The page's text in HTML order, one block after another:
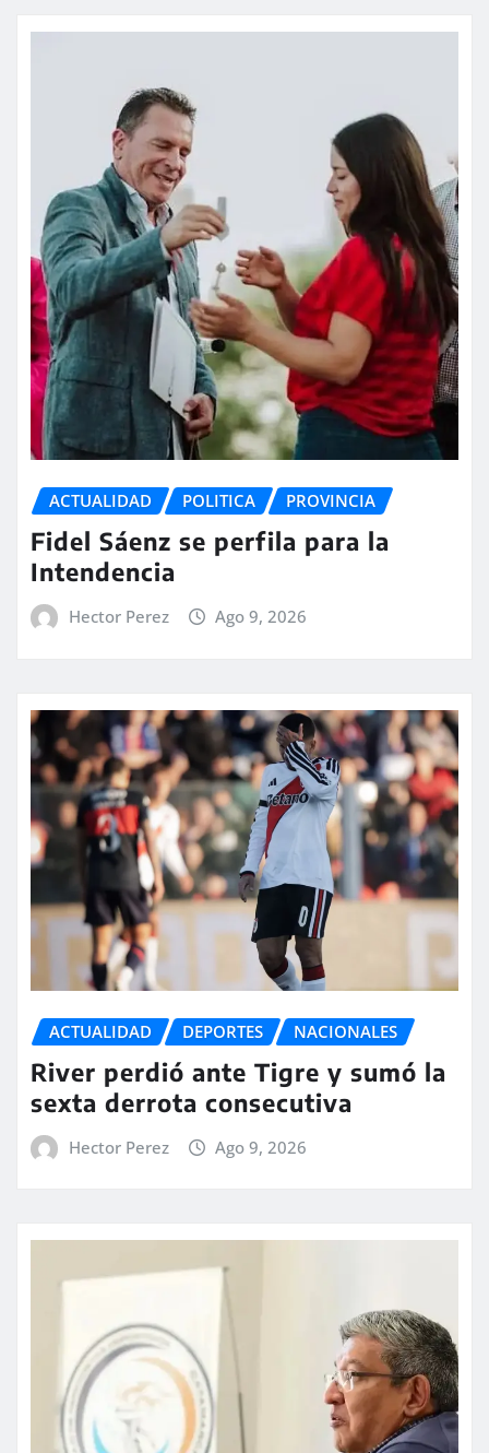
ACTUALIDAD POLITICA PROVINCIA
Fidel Sáenz se perfila para la
Intendencia
Hector Perez Ago 9, 2026
ACTUALIDAD DEPORTES NACIONALES
River perdió ante Tigre y sumó la
sexta derrota consecutiva
Hector Perez Ago 9, 2026